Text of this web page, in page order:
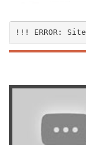
!!! ERROR: